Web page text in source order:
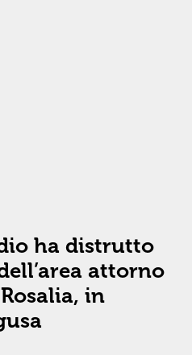
ha distrutto
attorno
in